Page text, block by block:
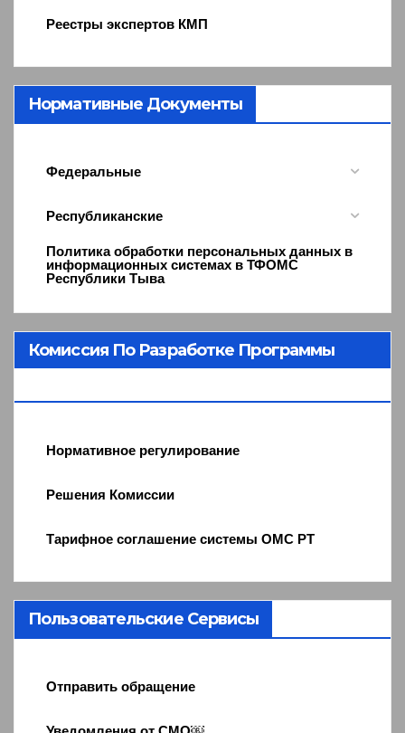
Реестры экспертов КМП
Нормативные Документы
Федеральные
Республиканские
Политика обработки персональных данных в
информационных системах в ТФОМС
Республики Тыва
Комиссия По Разработке Программы
Нормативное регулирование
Решения Комиссии
Тарифное соглашение системы ОМС РТ
Пользовательские Сервисы
Отправить обращение